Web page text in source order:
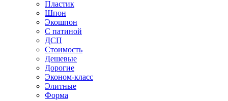
Пластик
Шпон
Экошпон
С патиной
ДСП
Стоимость
Дешевые
Дорогие
Эконом-класс
Элитные
Форма